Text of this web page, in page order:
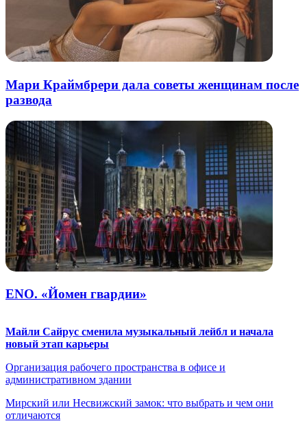
Мари Краймбрери дала советы женщинам после
развода
ENO. «Йомен гвардии»
Майли Сайрус сменила музыкальный лейбл и начала
новый этап карьеры
Организация рабочего пространства в офисе и
административном здании
Мирский или Несвижский замок: что выбрать и чем они
отличаются